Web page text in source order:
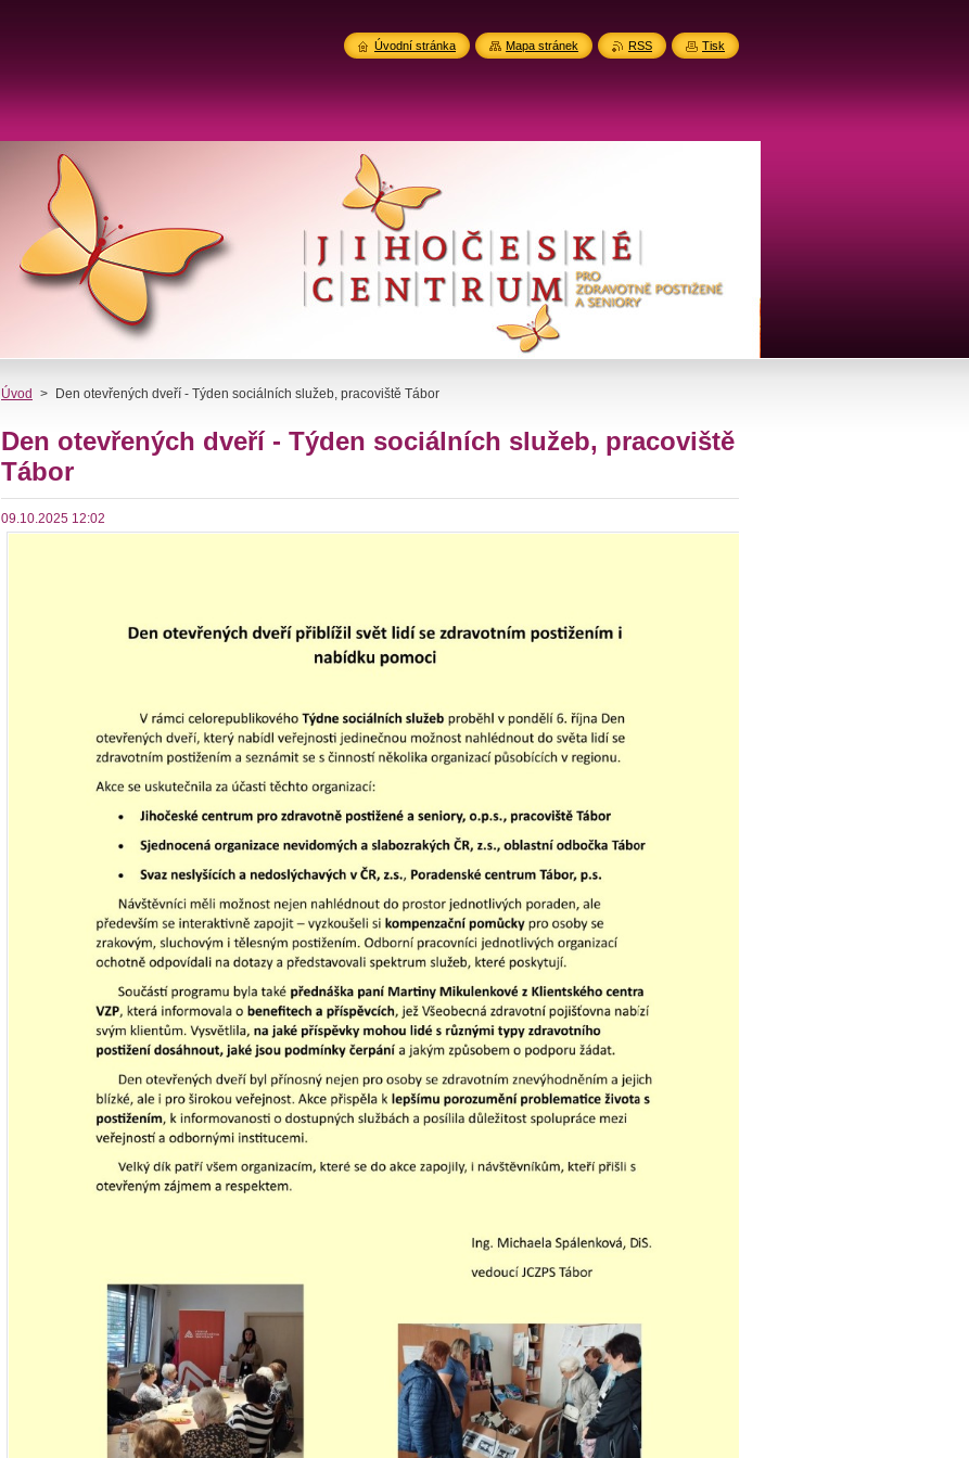
Úvod > Den otevřených dveří - Týden sociálních služeb, pracoviště Tábor
Den otevřených dveří - Týden sociálních služeb, pracoviště
Tábor
09.10.2025 12:02
Úvodní stránka Mapa stránek RSS Tisk